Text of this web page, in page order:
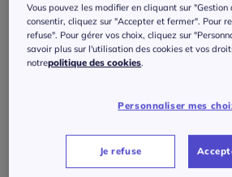
Bonnet :
B
Veuillez sélectionner une taille
En stock
Vous pouvez les modifier en cliquant sur "Gestion
consentir, cliquez sur "Accepter et fermer". Pour
refuse". Pour gérer vos choix, cliquez sur
savoir plus sur l'utilisation des cookies et vos
notrepolitique des cookies
Personnaliser mes
Je refuse